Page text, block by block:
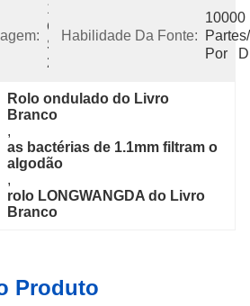
1.Plastic
Caixa Do
Saco
2.Cardboard
Habilidade Da Fonte:
10000
Por
Rolo ondulado do Livro
Branco
,
as bactérias de 1.1mm filtram o
algodão
,
rolo LONGWANGDA do Livro
Branco
Produto